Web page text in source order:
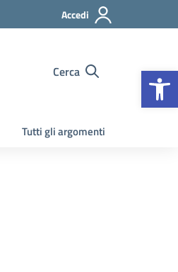
Accedi
Cerca
Tutti gli argomenti